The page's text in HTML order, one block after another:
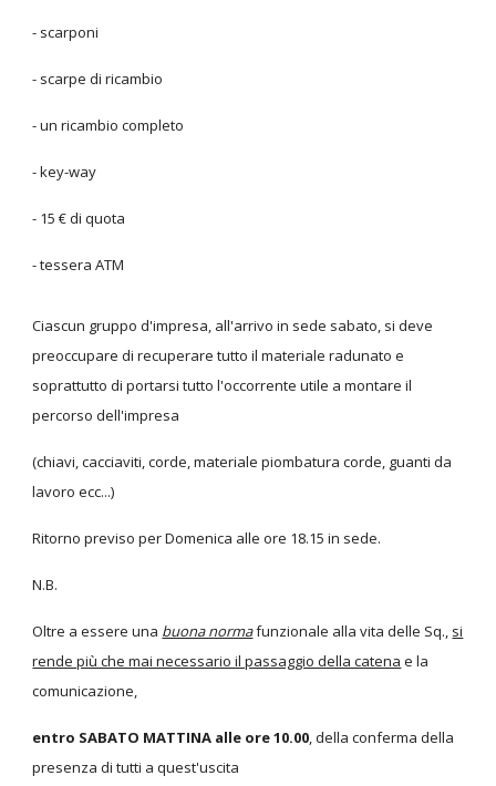
- scarponi
- scarpe di ricambio
- un ricambio completo
- key-way
- 15 € di quota
- tessera ATM
Ciascun gruppo d'impresa, all'arrivo in sede sabato, si deve
preoccupare di recuperare tutto il materiale radunato e
soprattutto di portarsi tutto l'occorrente utile a montare il
percorso dell'impresa
(chiavi, cacciaviti, corde, materiale piombatura corde, guanti da
lavoro ecc...)
Ritorno previso per Domenica alle ore 18.15 in sede.
N.B.
Oltre a essere una buona normafunzionale alla vita delle Sq., si
rende più che mai necessario il passaggio della catena e la
comunicazione,
entro SABATO MATTINA alle ore 10.00, della conferma della
presenza di tutti a quest'uscita